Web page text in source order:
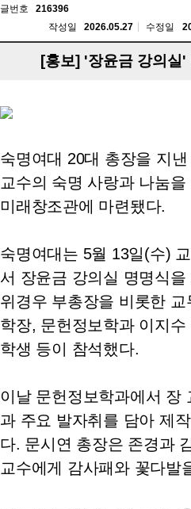
글번호
216396
작성일
2026.05.27 수정일
[홍보] '장윤금 강의실'
숙명여대 20대 총장을 지
교수의 숙명 사랑과 나눔을
미래창조관에 마련됐다.
숙명여대는 5월 13일(수)
서 장윤금 강의실 명명식
위경우 부총장을 비롯한
학장, 문헌정보학과 이지수
학생 등이 참석했다.
이날 문헌정보학과에서 장
과 주요 발자취를 담아 제
다. 문시연 총장은 존경과
교수에게 감사패와 꽃다발